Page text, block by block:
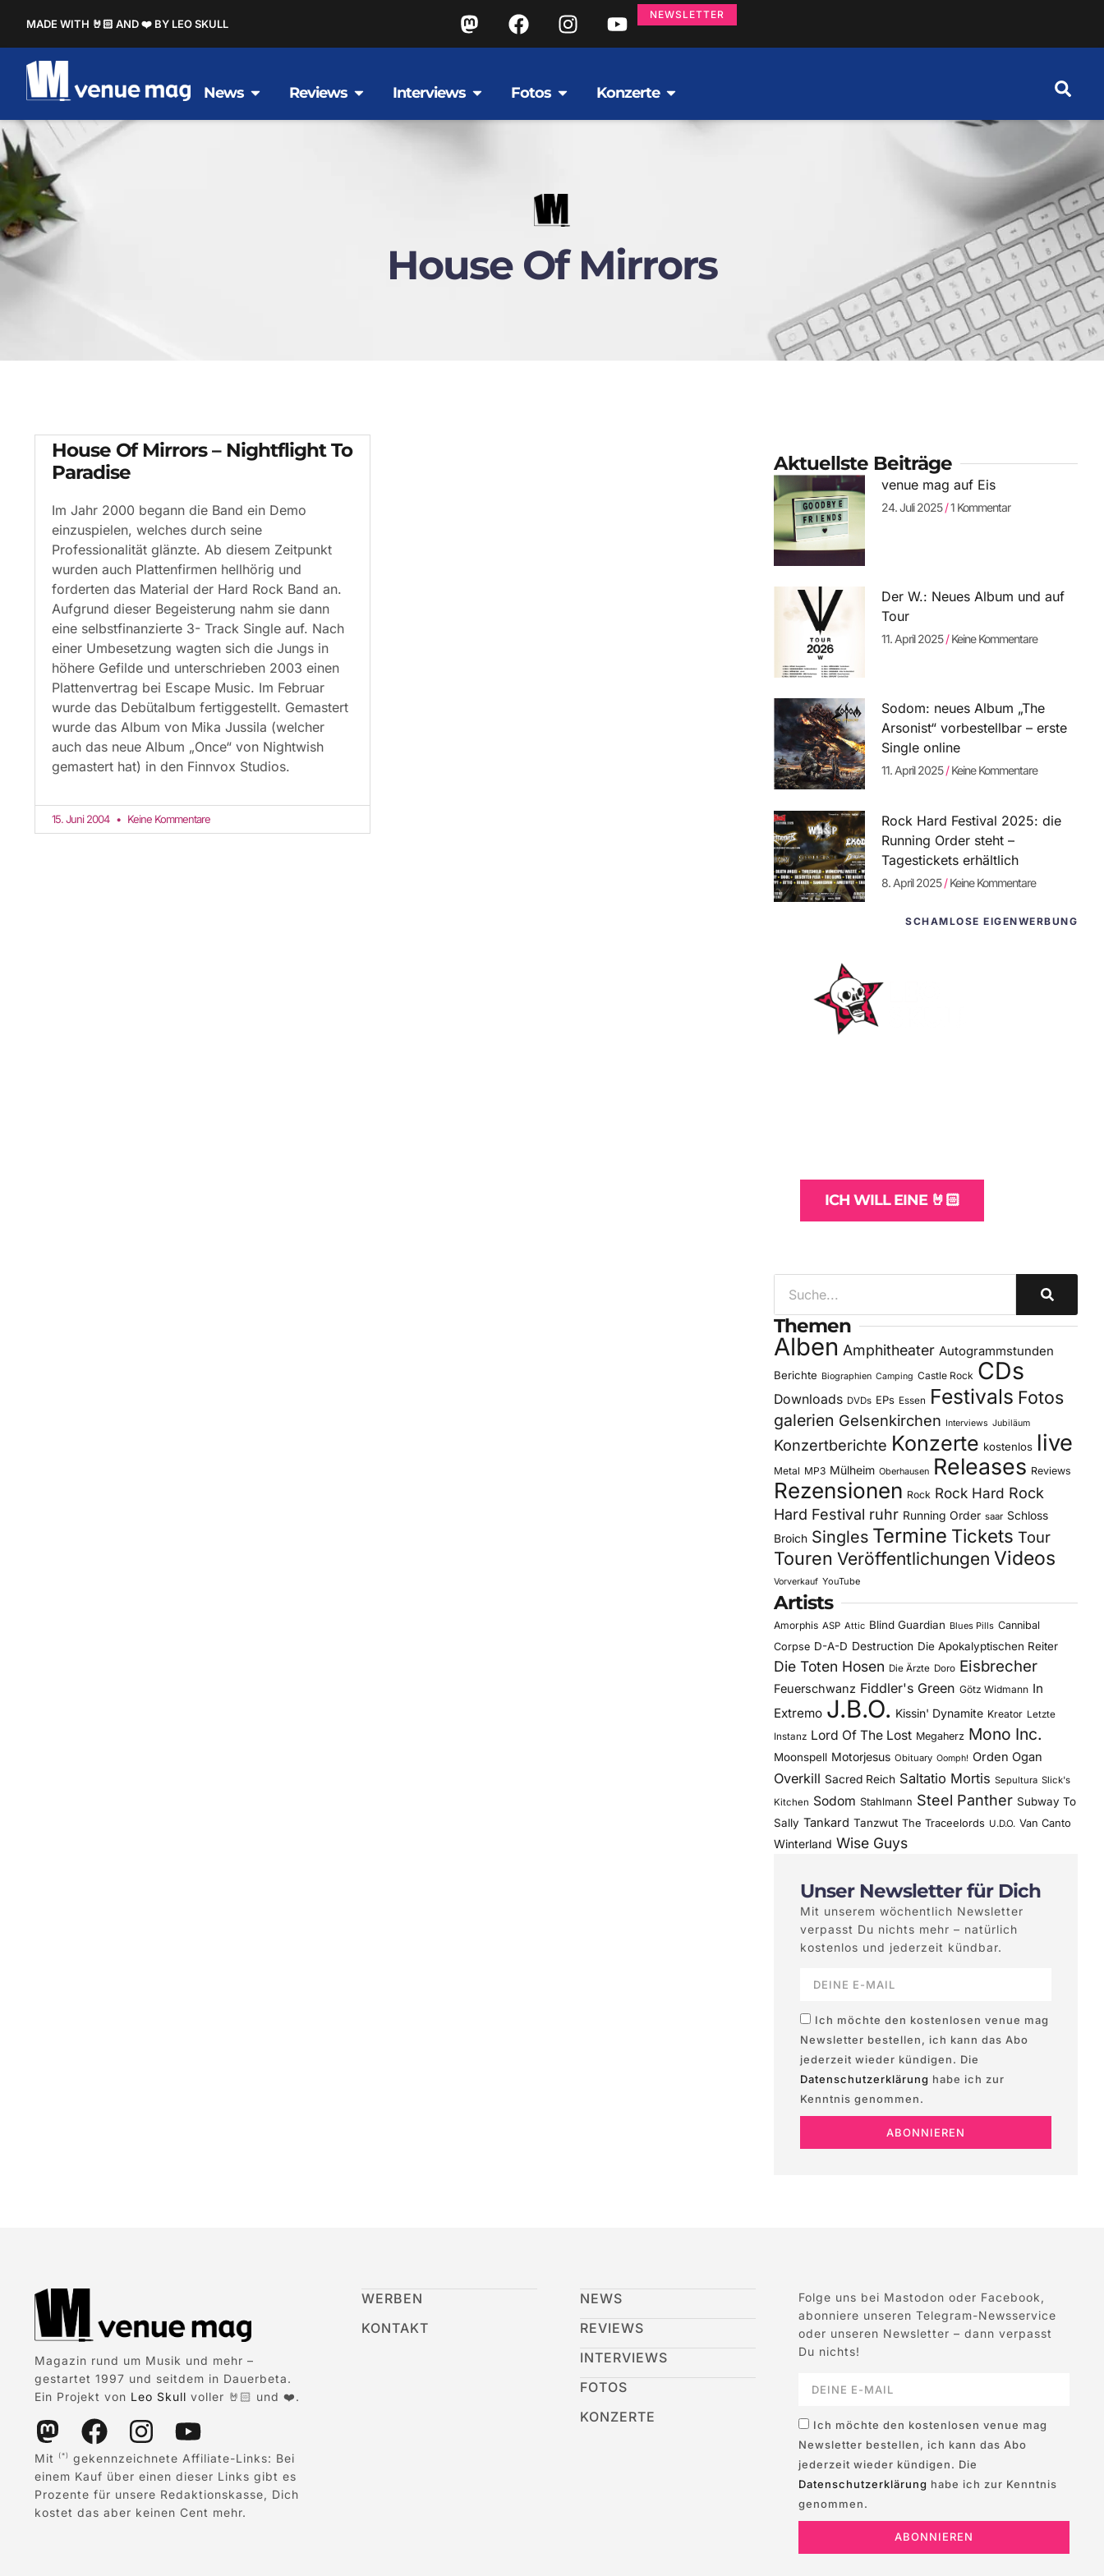
MADE WITH 🤘🏻 AND ❤️ BY LEO SKULL
NEWSLETTER
News Reviews Interviews Fotos Konzerte
House Of Mirrors
House Of Mirrors – Nightflight To
Paradise
Im Jahr 2000 begann die Band ein Demo
einzuspielen, welches durch seine
Professionalität glänzte. Ab diesem Zeitpunkt
wurden auch Plattenfirmen hellhörig und
forderten das Material der Hard Rock Band an.
Aufgrund dieser Begeisterung nahm sie dann
eine selbstfinanzierte 3- Track Single auf. Nach
einer Umbesetzung wagten sich die Jungs in
höhere Gefilde und unterschrieben 2003 einen
Plattenvertrag bei Escape Music. Im Februar
wurde das Debütalbum fertiggestellt. Gemastert
wurde das Album von Mika Jussila (welcher
auch das neue Album „Once“ von Nightwish
gemastert hat) in den Finnvox Studios.
15. Juni 2004 Keine Kommentare
Aktuellste Beiträge
venue mag auf Eis
24. Juli 2025 1 Kommentar
Der W.: Neues Album und auf
Tour
11. April 2025 Keine Kommentare
Sodom: neues Album „The
Arsonist“ vorbestellbar – erste
Single online
11. April 2025 Keine Kommentare
Rock Hard Festival 2025: die
Running Order steht –
Tagestickets erhältlich
8. April 2025 Keine Kommentare
SCHAMLOSE EIGENWERBUNG
ICH WILL EINE 🤘🏻
Themen
Alben Amphitheater Autogrammstunden
Berichte Biographien Camping Castle Rock CDs
Downloads DVDs EPs Essen Festivals Fotos
galerien Gelsenkirchen Interviews Jubiläum
Konzertberichte Konzerte kostenlos live
Metal MP3 Mülheim Oberhausen Releases Reviews
Rezensionen Rock Rock Hard Rock
Hard Festival ruhr Running Order saar Schloss
Broich Singles Termine Tickets Tour
Touren Veröffentlichungen Videos
Vorverkauf YouTube
Artists
Amorphis ASP Attic Blind Guardian Blues Pills Cannibal
Corpse D-A-D Destruction Die Apokalyptischen Reiter
Die Toten Hosen Die Ärzte Doro Eisbrecher
Feuerschwanz Fiddler's Green Götz Widmann In
Extremo J.B.O. Kissin' Dynamite Kreator Letzte
Instanz Lord Of The Lost Megaherz Mono Inc.
Moonspell Motorjesus Obituary Oomph! Orden Ogan
Overkill Sacred Reich Saltatio Mortis Sepultura Slick's
Kitchen Sodom Stahlmann Steel Panther Subway To
Sally Tankard Tanzwut The Traceelords U.D.O. Van Canto
Winterland Wise Guys
Unser Newsletter für Dich
Mit unserem wöchentlich Newsletter
verpasst Du nichts mehr – natürlich
kostenlos und jederzeit kündbar.
Ich möchte den kostenlosen venue mag
Newsletter bestellen, ich kann das Abo
jederzeit wieder kündigen. Die
Datenschutzerklärung habe ich zur
Kenntnis genommen.
ABONNIEREN
Magazin rund um Musik und mehr –
gestartet 1997 und seitdem in Dauerbeta.
Ein Projekt von Leo Skull voller 🤘🏻 und ❤️.
Mit (*)
gekennzeichnete Affiliate-Links: Bei
einem Kauf über einen dieser Links gibt es
Prozente für unsere Redaktionskasse, Dich
kostet das aber keinen Cent mehr.
WERBEN
KONTAKT
NEWS
REVIEWS
INTERVIEWS
FOTOS
KONZERTE
Folge uns bei Mastodon oder Facebook,
abonniere unseren Telegram-Newsservice
oder unseren Newsletter – dann verpasst
Du nichts!
Ich möchte den kostenlosen venue mag
Newsletter bestellen, ich kann das Abo
jederzeit wieder kündigen. Die
Datenschutzerklärung habe ich zur Kenntnis
genommen.
ABONNIEREN